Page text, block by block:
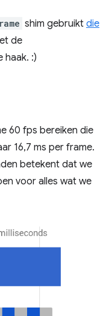
shim gebruikt die
de
haak. :)
60 fps bereiken die
16,7 ms per frame.
betekent dat we
voor alles wat we